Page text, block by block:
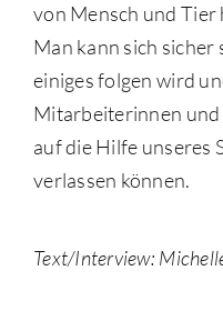
von Mensch und
Man kann sich sicher
einiges folgen wird
Mitarbeiterinnen
auf die Hilfe unseres
verlassen können.
Text/Interview: